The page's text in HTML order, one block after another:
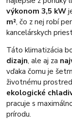
výkonom 3,5 kW
m², čo z nej robí
kancelárskych
Táto klimatizácia
dizajn, ale aj za
vďaka čomu je
životnému
ekologické
pracuje s
prírodu.